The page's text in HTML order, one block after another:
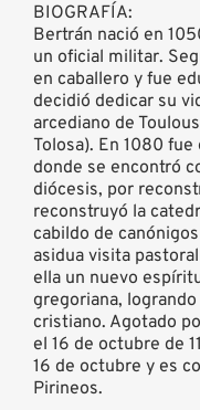
BIOGRAFÍA:
Bertrán nació en
un oficial militar.
en caballero y fue
decidió dedicar su
arcediano de
Tolosa). En 1080
donde se encontró
diócesis, por
reconstruyó la
cabildo de
asidua visita
ella un nuevo
gregoriana,
cristiano. Agotado
el 16 de octubre de
16 de octubre y es
Pirineos.